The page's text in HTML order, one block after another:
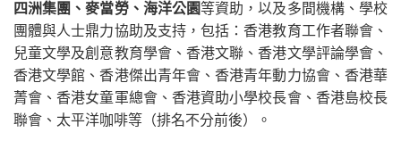
四洲集團、麥當勞、海洋公園等資助，以及多間機構、學校
團體與人士鼎力協助及支持，包括：香港教育工作者聯會、
兒童文學及創意教育學會、香港文聯、香港文學評論學會、
香港文學館、香港傑出青年會、香港青年動力協會、香港華
菁會、香港女童軍總會、香港資助小學校長會、香港島校長
聯會、太平洋咖啡等（排名不分前後）。